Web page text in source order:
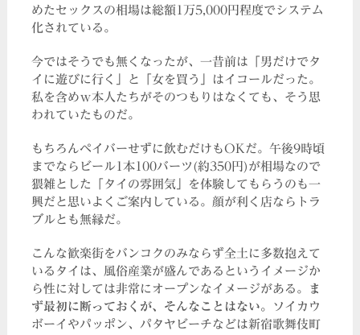
めたセックスの相場は総額1万5,000円程度でシステム
化されている。
今ではそうでも無くなったが、一昔前は「男だけでタ
イに遊びに行く」と「女を買う」はイコールだった。
私を含めｗ本人たちがそのつもりはなくても、そう思
われていたものだ。
もちろんペイバーせずに飲むだけもOKだ。午後9時頃
までならビール1本100バーツ(約350円)が相場なので
猥雑とした「タイの雰囲気」を体験してもらうのも一
興だと思いよくご案内している。顔が利く店ならトラ
ブルとも無縁だ。
こんな歓楽街をバンコクのみならず全土に多数抱えて
いるタイは、風俗産業が盛んであるというイメージか
ら性に対しては非常にオープンなイメージがある。
ま
ず最初に断っておくが、そんなことはない。
ソイカウ
ボーイやパッポン、パタヤビーチなどは新宿歌舞伎町